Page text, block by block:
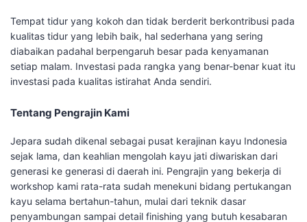
Tempat tidur yang kokoh dan tidak berderit berkontribusi pada
kualitas tidur yang lebih baik, hal sederhana yang sering
diabaikan padahal berpengaruh besar pada kenyamanan
setiap malam. Investasi pada rangka yang benar-benar kuat itu
investasi pada kualitas istirahat Anda sendiri.
Tentang Pengrajin Kami
Jepara sudah dikenal sebagai pusat kerajinan kayu Indonesia
sejak lama, dan keahlian mengolah kayu jati diwariskan dari
generasi ke generasi di daerah ini. Pengrajin yang bekerja di
workshop kami rata-rata sudah menekuni bidang pertukangan
kayu selama bertahun-tahun, mulai dari teknik dasar
penyambungan sampai detail finishing yang butuh kesabaran